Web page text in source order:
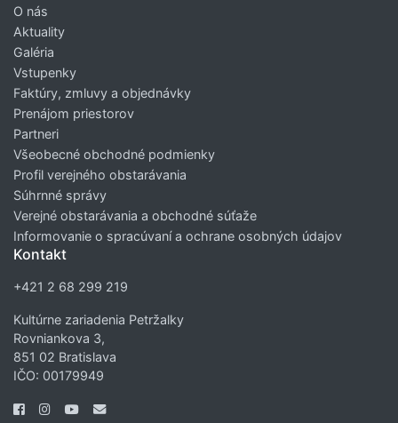
O nás
Aktuality
Galéria
Vstupenky
Faktúry, zmluvy a objednávky
Prenájom priestorov
Partneri
Všeobecné obchodné podmienky
Profil verejného obstarávania
Súhrnné správy
Verejné obstarávania a obchodné súťaže
Informovanie o spracúvaní a ochrane osobných údajov
Kontakt
+421 2 68 299 219
Kultúrne zariadenia Petržalky
Rovniankova 3,
851 02 Bratislava
IČO: 00179949